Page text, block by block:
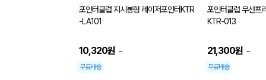
포인터클럽 지시봉형 레이저포인터KTR
-LA101
10,320원 ~
무료배송
포인터클럽 무선프
KTR-013
21,300원 ~
무료배송